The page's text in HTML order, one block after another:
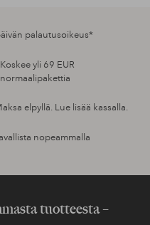
palautusoikeus*
Koskee yli 69 EUR
normaalipakettia
elpyllä. Lue lisää kassalla.
nopeammalla
tuotteesta –